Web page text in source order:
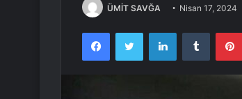
ÜMİT SAVĞA Nisan 17, 2024
FacebookTwitter LinkedInTumblr